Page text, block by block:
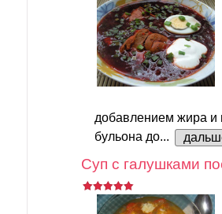
добавлением жира и
бульона до...
Суп с галушками